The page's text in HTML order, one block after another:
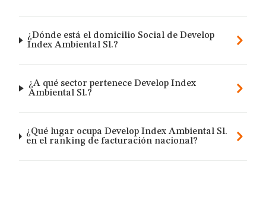
¿Dónde está el domicilio Social de Develop
Index Ambiental Sl.?
¿A qué sector pertenece Develop Index
Ambiental Sl.?
¿Qué lugar ocupa Develop Index Ambiental Sl.
en el ranking de facturación nacional?